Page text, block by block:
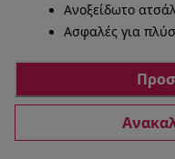
Ανοξείδωτο
Ασφαλές για